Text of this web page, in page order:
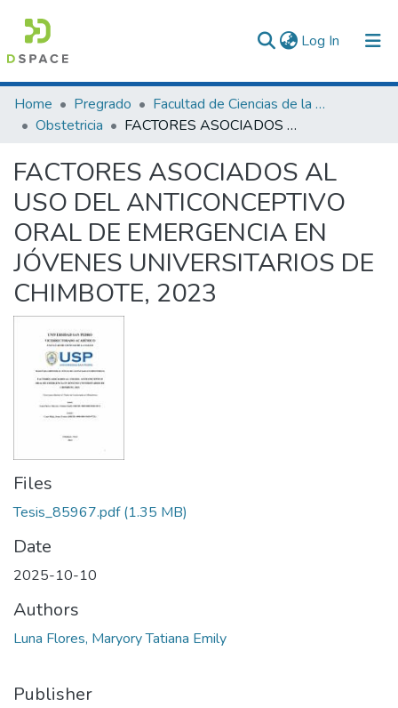
Log In (current)
Communities & Collections
All of DSpace
Statistics
Home Pregrado
Facultad de Ciencias de la Salud
Obstetricia
FACTORES ASOCIADOS AL USO DEL ANTICONCEPTIVO ORAL DE EMERGENCIA EN JÓVENES UNIVERSITARIOS DE CHIMBOTE, 2023
FACTORES ASOCIADOS AL
USO DEL ANTICONCEPTIVO
ORAL DE EMERGENCIA EN
JÓVENES UNIVERSITARIOS DE
CHIMBOTE, 2023
Files
Tesis_85967.pdf(1.35 MB)
Date
2025-10-10
Authors
Luna Flores, Maryory Tatiana Emily
Publisher